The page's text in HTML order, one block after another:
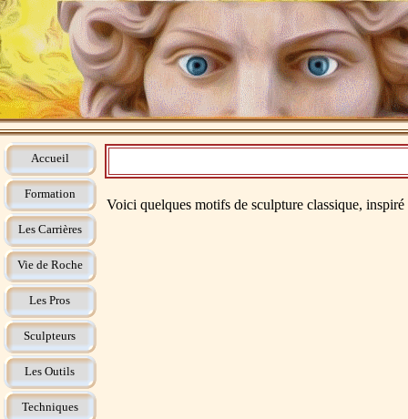
Accueil
Formation
Les Carrières
Vie de Roche
Les Pros
Sculpteurs
Les Outils
Techniques
Voici quelques motifs de sculpture classique,